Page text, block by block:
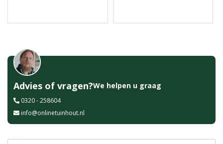
Advies of vragen?We helpen u graag
0320 - 258604
info@onlinetuinhout.nl